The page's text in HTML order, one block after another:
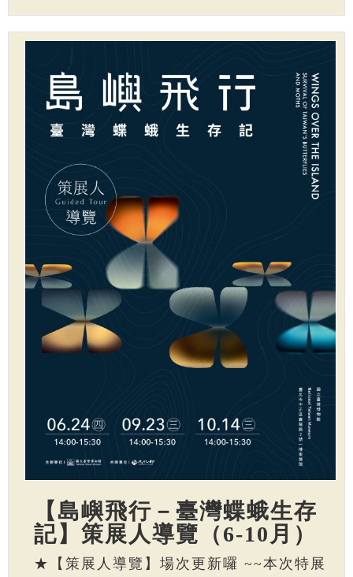
【島嶼飛行－臺灣蝶蛾生存
記】策展人導覽（6-10月）
★【策展人導覽】場次更新囉 ~~本次特展